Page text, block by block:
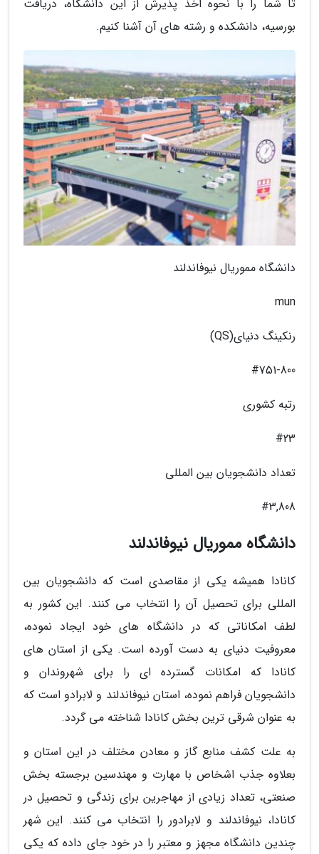
تا شما را با نحوه اخذ پذیرش از این دانشگاه، دریافت
بورسیه، دانشکده و رشته های آن آشنا کنیم.
دانشگاه مموریال نیوفاندلند
mun
رنکینگ دنیای(QS)
#751-800
رتبه کشوری
#23
تعداد دانشجویان بین المللی
#3,808
دانشگاه مموریال نیوفاندلند
کانادا همیشه یکی از مقاصدی است که دانشجویان بین
المللی برای تحصیل آن را انتخاب می کنند. این کشور به
لطف امکاناتی که در دانشگاه های خود ایجاد نموده،
معروفیت دنیای به دست آورده است. یکی از استان های
کانادا که امکانات گسترده ای را برای شهروندان و
دانشجویان فراهم نموده، استان نیوفاندلند و لابرادو است که
به عنوان شرقی ترین بخش کانادا شناخته می گردد.
به علت کشف منابع گاز و معادن مختلف در این استان و
بعلاوه جذب اشخاص با مهارت و مهندسین برجسته بخش
صنعتی، تعداد زیادی از مهاجرین برای زندگی و تحصیل در
کانادا، نیوفاندلند و لابرادور را انتخاب می کنند. این شهر
چندین دانشگاه مجهز و معتبر را در خود جای داده که یکی